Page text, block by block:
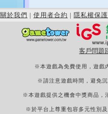
關於我們 | 使用者合約 | 隱私權保護
客戶問題
※本遊戲為免費使用，遊戲
※請注意遊戲時間，避免
※本遊戲提供之機會中獎商品，
※於平台上尊重包容多元性別